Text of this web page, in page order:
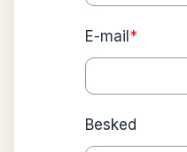
E-mail*
Besked